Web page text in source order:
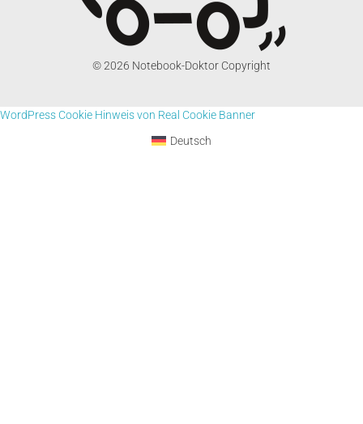
© 2026 Notebook-Doktor Copyright
WordPress Cookie Hinweis von Real Cookie Banner
Deutsch